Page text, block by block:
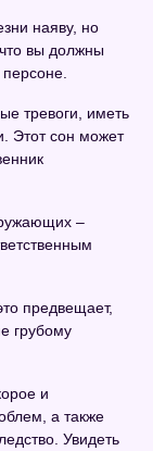
наяву, но
вы должны
тревоги, иметь
Этот сон может
–
предвещает,
грубому
и
а также
Увидеть